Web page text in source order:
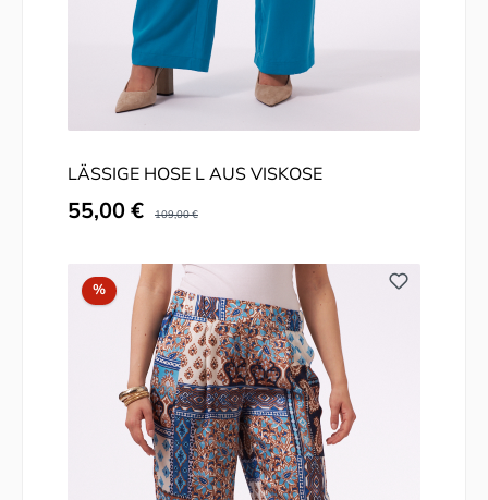
LÄSSIGE HOSE L AUS VISKOSE
Verkaufspreis:
55,00 € Regulärer Preis:
109,00 €
%Rabatt